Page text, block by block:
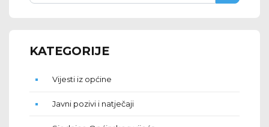
KATEGORIJE
Vijesti iz općine
Javni pozivi i natječaji